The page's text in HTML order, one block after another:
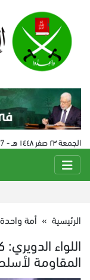
الجمعة ٢٣ صفر ١٤٤٨ هـ - 7 أغسطس 2026 م - الساعة 03:25 م
الرئيسية » أمة واحدة
اللواء
المقاومة